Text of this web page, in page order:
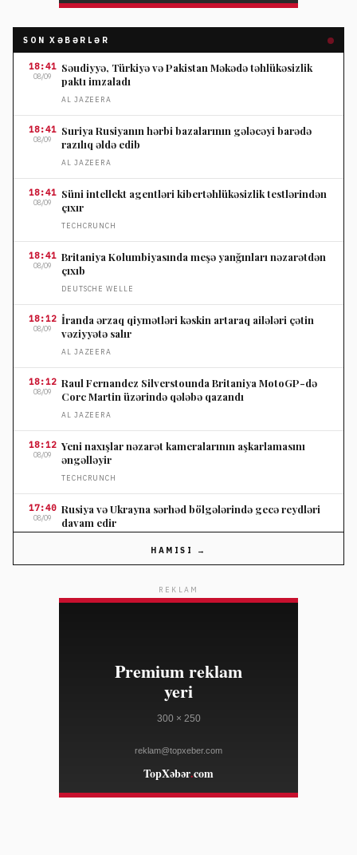
SON XƏBƏRLƏR
18:41
08/09
Səudiyyə, Türkiyə və Pakistan Məkədə təhlükəsizlik
paktı imzaladı
AL JAZEERA
18:41
08/09
Suriya Rusiyanın hərbi bazalarının gələcəyi barədə
razılıq əldə edib
AL JAZEERA
18:41
08/09
Süni intellekt agentləri kibertəhlükəsizlik testlərindən
çıxır
TECHCRUNCH
18:41
08/09
Britaniya Kolumbiyasında meşə yanğınları nəzarətdən
çıxıb
DEUTSCHE WELLE
18:12
08/09
İranda ərzaq qiymətləri kəskin artaraq ailələri çətin
vəziyyətə salır
AL JAZEERA
18:12
08/09
Raul Fernandez Silverstounda Britaniya MotoGP-də
Corc Martin üzərində qələbə qazandı
AL JAZEERA
18:12
08/09
Yeni naxışlar nəzarət kameralarının aşkarlamasını
əngəlləyir
TECHCRUNCH
17:40
08/09
Rusiya və Ukrayna sərhəd bölgələrində gecə reydləri
davam edir
AL JAZEERA
La Liqada 2026-2027 mövsümünün əsas məqamları
Türkiyə Aİ-nin viza azadlığı üçün altı meyarı yerinə
HÜRRIYET DAILY NEWS
HAMISI →
REKLAM